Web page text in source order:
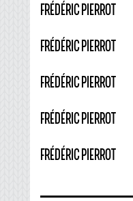
FRÉDÉRIC PIERROT
FRÉDÉRIC PIERROT
FRÉDÉRIC PIERROT
FRÉDÉRIC PIERROT
FRÉDÉRIC PIERROT